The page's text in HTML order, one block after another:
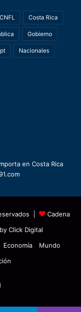
CNFL Costa Rica
Gobierno
Nacionales
en Costa Rica
|
Cadena
Click Digital
Economía
Mundo
YouTube